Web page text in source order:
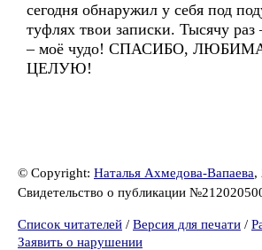
сегодня обнаружил у себя под
туфлях твои записки. Тысячу
– моё чудо! СПАСИБО,
ЦЕЛУЮ!
© Copyright: Наталья Ахмедова-Вапаева,
Свидетельство о публикации
Список читателей / Версия для печати /
Заявить о нарушении